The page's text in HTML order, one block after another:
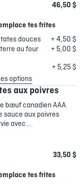
46,50 $
tes frites
douces
+ 4,50 $
au four
+ 5,00 $
+ 5,25 $
options
aux poivres
bœuf canadien AAA
sauce aux poivres
avec...
33,50 $
tes frites